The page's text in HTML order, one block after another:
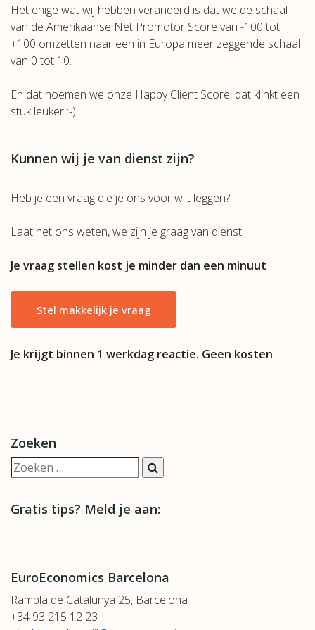
Het enige wat wij hebben veranderd is dat we de schaal
van de Amerikaanse Net Promotor Score van -100 tot
+100 omzetten naar een in Europa meer zeggende schaal
van 0 tot 10.
En dat noemen we onze Happy Client Score, dat klinkt een
stuk leuker :-).
Kunnen wij je van dienst zijn?
Heb je een vraag die je ons voor wilt leggen?
Laat het ons weten, we zijn je graag van dienst.
Je vraag stellen kost je minder dan een minuut
Stel makkelijk je vraag
Je krijgt binnen 1 werkdag reactie. Geen kosten
Zoeken
Gratis tips? Meld je aan:
EuroEconomics Barcelona
Rambla de Catalunya 25, Barcelona
+34 93 215 12 23